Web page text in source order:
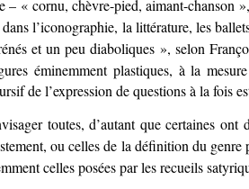
– « cornu, chèvre-pied, aimant-chanson
l’iconographie, la littérature, les
et un peu diaboliques », selon
éminemment plastiques, à la
de l’expression de questions à la fois
toutes, d’autant que certaines
ou celles de la définition du
celles posées par les recueils